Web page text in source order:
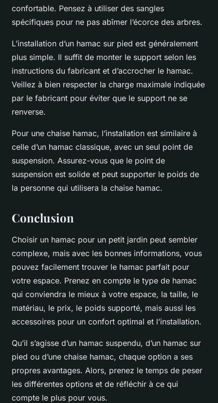
confortable. Pensez à utiliser des sangles
spécifiques pour ne pas abîmer l’écorce des arbres.
L’installation d’un hamac sur pied est généralement
plus simple. Il suffit de monter le support selon les
instructions du fabricant et d’accrocher le hamac.
Veillez à bien respecter la charge maximale indiquée
par le fabricant pour éviter que le support ne se
renverse.
Pour une chaise hamac, l’installation est similaire à
celle d’un hamac classique, avec un seul point de
suspension. Assurez-vous que le point de
suspension est solide et peut supporter le poids de
la personne qui utilisera la chaise hamac.
Conclusion
Choisir un hamac pour un petit jardin peut sembler
complexe, mais avec les bonnes informations, vous
pouvez facilement trouver le hamac parfait pour
votre espace. Prenez en compte le type de hamac
qui conviendra le mieux à votre espace, la taille, le
matériau, le prix, le poids supporté, mais aussi les
accessoires pour un confort optimal et l’installation.
Qu’il s’agisse d’un hamac suspendu, d’un hamac sur
pied ou d’une chaise hamac, chaque option a ses
propres avantages. Alors, prenez le temps de peser
les différentes options et de réfléchir à ce qui
compte le plus pour vous.